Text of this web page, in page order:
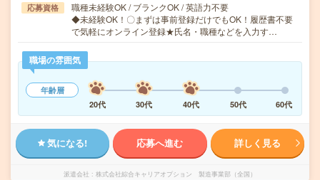
応募資格
職種未経験OK / ブランクOK / 英語力不要
◆未経験OK！〇まずは事前登録だけでもOK！履歴書不要
で気軽にオンライン登録★氏名・職種などを入力す…
職場の雰囲気
年齢層
20代
30代 40代 50代 60代
気になる! 応募へ進む 詳しく見る
派遣会社 株式会社綜合キャリアオプション 製造事業部（全国）